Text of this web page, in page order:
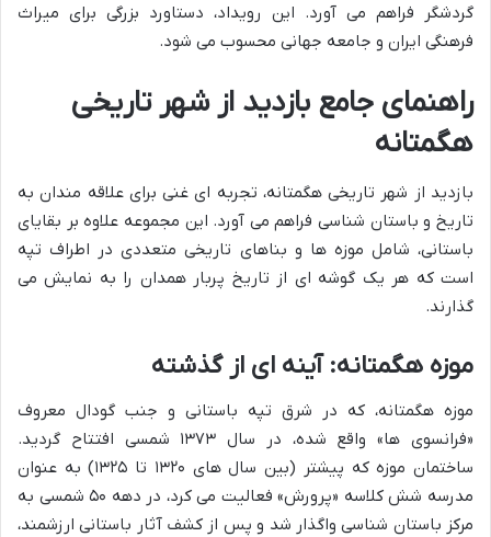
گردشگر فراهم می آورد. این رویداد، دستاورد بزرگی برای میراث
فرهنگی ایران و جامعه جهانی محسوب می شود.
راهنمای جامع بازدید از شهر تاریخی
هگمتانه
بازدید از شهر تاریخی هگمتانه، تجربه ای غنی برای علاقه مندان به
تاریخ و باستان شناسی فراهم می آورد. این مجموعه علاوه بر بقایای
باستانی، شامل موزه ها و بناهای تاریخی متعددی در اطراف تپه
است که هر یک گوشه ای از تاریخ پربار همدان را به نمایش می
گذارند.
موزه هگمتانه: آینه ای از گذشته
موزه هگمتانه، که در شرق تپه باستانی و جنب گودال معروف
«فرانسوی ها» واقع شده، در سال ۱۳۷۳ شمسی افتتاح گردید.
ساختمان موزه که پیشتر (بین سال های ۱۳۲۰ تا ۱۳۲۵) به عنوان
مدرسه شش کلاسه «پرورش» فعالیت می کرد، در دهه ۵۰ شمسی به
مرکز باستان شناسی واگذار شد و پس از کشف آثار باستانی ارزشمند،